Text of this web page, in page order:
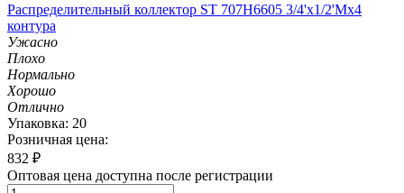
Распределительный коллектор ST 707H6605 3/4'х1/2'Мх4
контура
Ужасно
Плохо
Нормально
Хорошо
Отлично
Упаковка: 20
Розничная цена:
832 ₽
Оптовая цена доступна после регистрации